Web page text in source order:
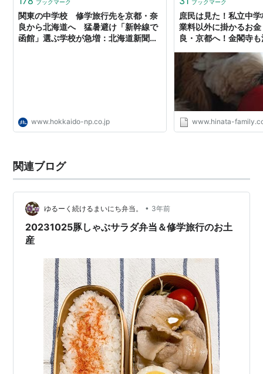
ブックマーク
関東の中学校 修学旅行先を京都・奈
良から北海道へ 猛暑避け「新幹線で
函館」選ぶ学校が急増：北海道新聞デ
www.hokkaido-np.co.jp
ブックマーク
庶民は見た！私立中
業料以外に掛かるお
良・京都へ！金閣寺
凡社員が１億円貯蓄
www.hinata-
関連ブログ
ゆるーく続けるまいにち弁当。 • 3年前
20231025豚しゃぶサラダ弁当＆修学旅行のお土
産